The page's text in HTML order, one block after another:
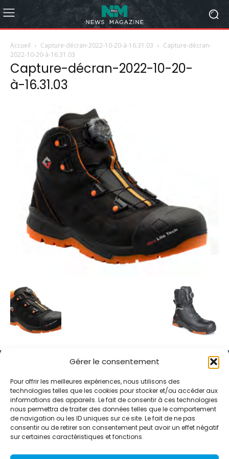
Gérer le consentement
Pour offrir les meilleures expériences, nous utilisons des
technologies telles que les cookies pour stocker et/ou accéder aux
informations des appareils. Le fait de consentir à ces technologies
nous permettra de traiter des données telles que le comportement
de navigation ou les ID uniques sur ce site. Le fait de ne pas
consentir ou de retirer son consentement peut avoir un effet négatif
sur certaines caractéristiques et fonctions.
Accueil Capture-décran-2022-10-20-à-16.31.03
Capture-décran-
2022-10-20-à-16.31.03
Capture-décran-2022-10-20-
à-16.31.03
Alternative Média est une agence de relations presse et de
relations publiques basée à Grenoble. Depuis 1995, elle conçoit et
pilote des stratégies de visibilité en France et à l’international
grâce à un réseau d’agences partenaires.